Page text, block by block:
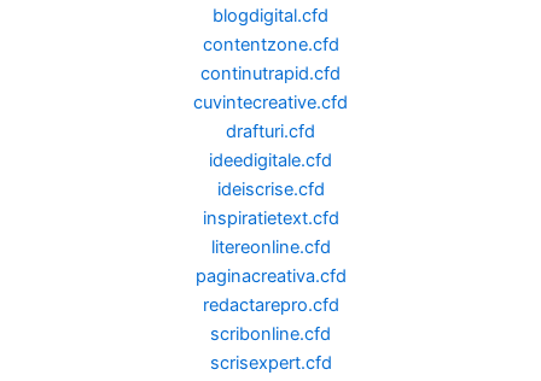
blogdigital.cfd
contentzone.cfd
continutrapid.cfd
cuvintecreative.cfd
drafturi.cfd
ideedigitale.cfd
ideiscrise.cfd
inspiratietext.cfd
litereonline.cfd
paginacreativa.cfd
redactarepro.cfd
scribonline.cfd
scrisexpert.cfd